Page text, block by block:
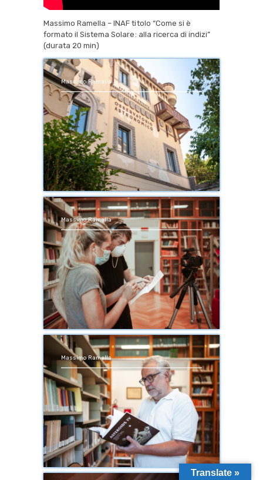
Massimo Ramella – INAF titolo “Come si è
formato il Sistema Solare: alla ricerca di indizi”
(durata 20 min)
Massimo Ramella
Massimo Ramella
Massimo Ramella
Translate »